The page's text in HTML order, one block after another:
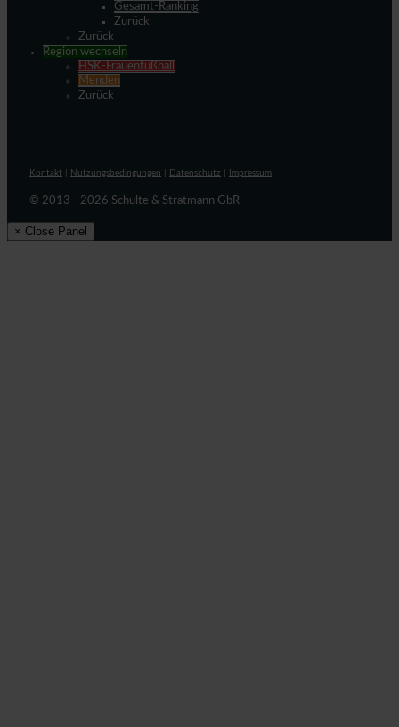
Gesamt-Ranking
Zurück
Zurück
Region wechseln
HSK-Frauenfußball
Menden
Zurück
Kontakt Nutzungsbedingungen Datenschutz Impressum
© 2013 - 2026 Schulte & Stratmann GbR
× Close Panel